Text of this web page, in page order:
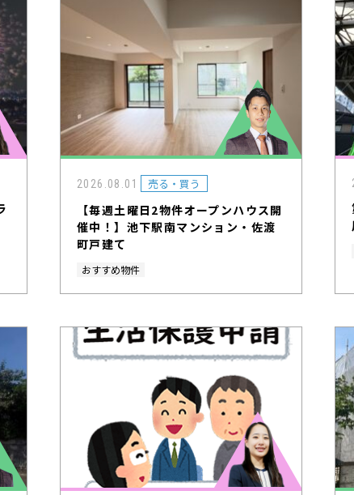
2026.08.01 売る・買う
【毎週土曜日2物件オープンハウス開
催中！】池下駅南マンション・佐渡
町戸建て
おすすめ物件